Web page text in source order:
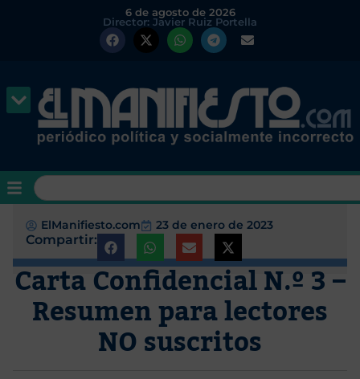
6 de agosto de 2026
Director: Javier Ruiz Portella
ElManifiesto.com 23 de enero de 2023
Compartir:
Carta Confidencial N.º 3 –
Resumen para lectores
NO suscritos